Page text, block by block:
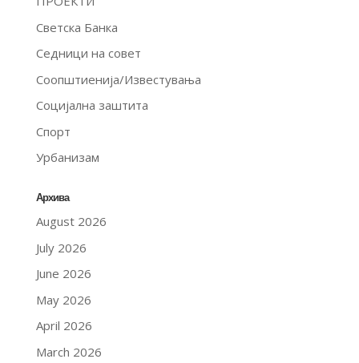
Светска Банка
Седници на совет
Соопштиенија/Известувања
Социјална заштита
Спорт
Урбанизам
Архива
August 2026
July 2026
June 2026
May 2026
April 2026
March 2026